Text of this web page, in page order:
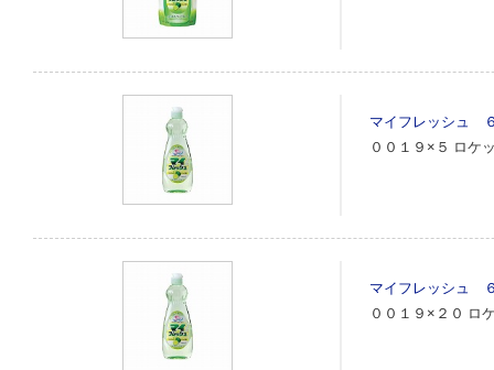
マイフレッシュ
００１９×５ ロケ
マイフレッシュ
００１９×２０ ロ